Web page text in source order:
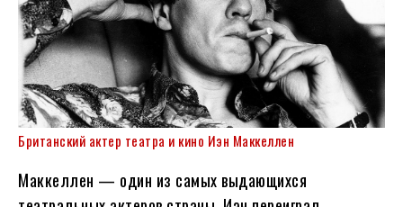
Британский актер театра и кино Иэн Маккеллен
Маккеллен — один из самых выдающихся